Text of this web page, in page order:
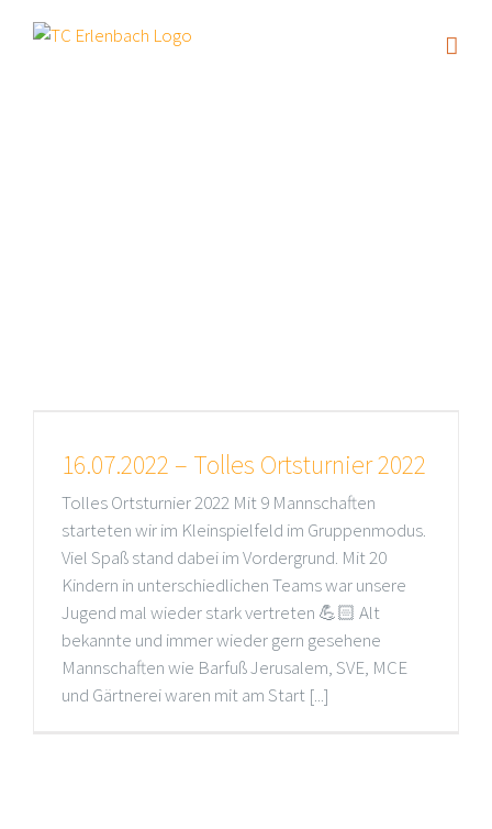
Inhalt
16.07.2022 – Tolles Ortsturnier 2022
Tolles Ortsturnier 2022 Mit 9 Mannschaften
starteten wir im Kleinspielfeld im Gruppenmodus.
Viel Spaß stand dabei im Vordergrund. Mit 20
Kindern in unterschiedlichen Teams war unsere
Jugend mal wieder stark vertreten 💪🏻 Alt
bekannte und immer wieder gern gesehene
Mannschaften wie Barfuß Jerusalem, SVE, MCE
und Gärtnerei waren mit am Start [...]